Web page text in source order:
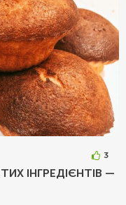
3
ІНГРЕДІЄНТІВ —